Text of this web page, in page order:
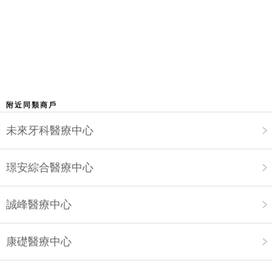
附近同類商戶
未來牙科醫療中心
璟安綜合醫療中心
誠峰醫療中心
康礎醫療中心